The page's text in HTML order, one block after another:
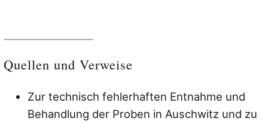
Quellen und Verweise
Zur technisch fehlerhaften Entnahme und
Behandlung der Proben in Auschwitz und zu